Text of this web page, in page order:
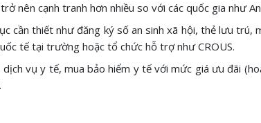
nên cạnh tranh hơn nhiều so với các quốc gia như
cần thiết như đăng ký số an sinh xã hội, thẻ lưu trú,
tế tại trường hoặc tổ chức hỗ trợ như CROUS.
vụ y tế, mua bảo hiểm y tế với mức giá ưu đãi